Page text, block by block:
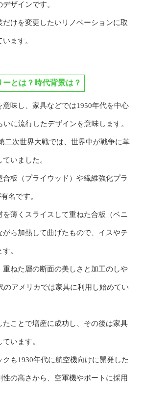
ザインです。
けを変更したいリノベーションに取
ます。
ーとは？時代背景は？
意味し、家具などでは1950年代を中心
に流行したデザインを意味します。
二次世界大戦では、世界中が戦争に革
いました。
合板（プライウッド）や繊維強化プラ
名です。
を薄くスライスして重ねた合板（ベニ
がら加熱して曲げたもので、イスやテ
。
重ねた層の断面の美しさと加工のしや
のアメリカでは家具に利用し始めてい
たことで増産に成功し、その後は家具
います。
も1930年代に航空機向けに開発した
の高さから、空軍機やボートに採用